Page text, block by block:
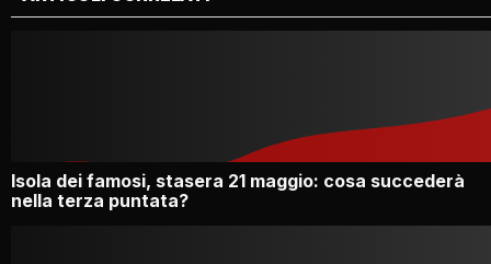
Isola dei famosi, stasera 21 maggio: cosa succederà
nella terza puntata?